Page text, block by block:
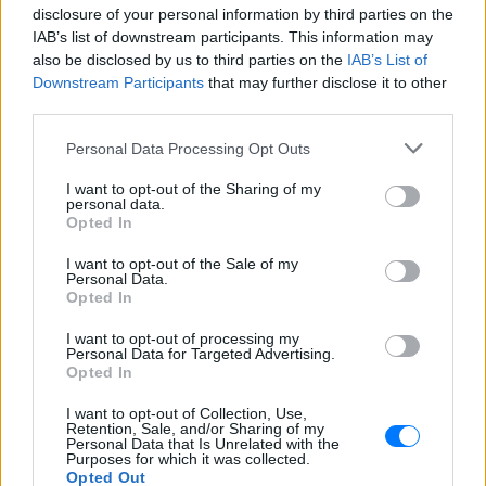
disclosure of your personal information by third parties on the
IAB’s list of downstream participants. This information may
also be disclosed by us to third parties on the IAB’s List of
Downstream Participants that may further disclose it to other
Personal Data Processing Opt Outs
I want to opt-out of the Sharing of my
personal data.
Opted In
I want to opt-out of the Sale of my
Personal Data.
Opted In
I want to opt-out of processing my
Personal Data for Targeted Advertising.
Opted In
I want to opt-out of Collection, Use,
Retention, Sale, and/or Sharing of my
Personal Data that Is Unrelated with the
Purposes for which it was collected.
Opted Out
ανακύκλωσης.
Ο αρχιτέκτονας που άλλαξε για
πάντα την Αθήνα
ελληνικότητα
Έφτιαξαν το Napster που
βρίσκονται σήμερα;